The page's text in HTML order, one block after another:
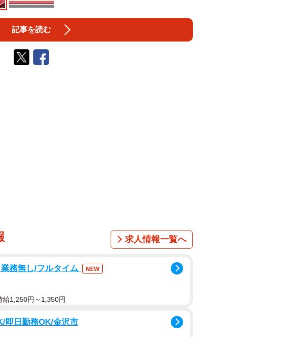
記事を読む
求人情報一覧へ
務無し/フルタイム NEW
給1,250円～1,350円
即日勤務OK/金沢市